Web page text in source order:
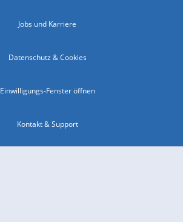
Jobs und Karriere
Datenschutz & Cookies
Einwilligungs-Fenster öffnen
Kontakt & Support